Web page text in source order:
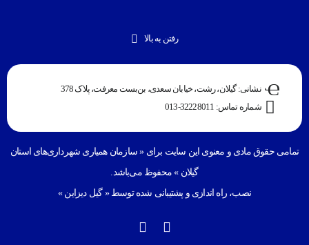
رفتن به بالا
نشانی: گیلان، رشت، خیابان سعدی، بن‌بست معرفت، پلاک 378
شماره تماس: 32228011-013
تمامی حقوق مادی و معنوی این سایت برای « سازمان همیاری شهرداری‌های استان
گیلان » محفوظ می‌باشد.
نصب، راه اندازی و پشتیبانی شده توسط «گیل دیزاین »